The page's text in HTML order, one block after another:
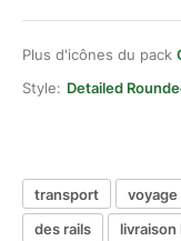
Plus d'icônes du pack
Style: Detailed
transport voyage
des rails